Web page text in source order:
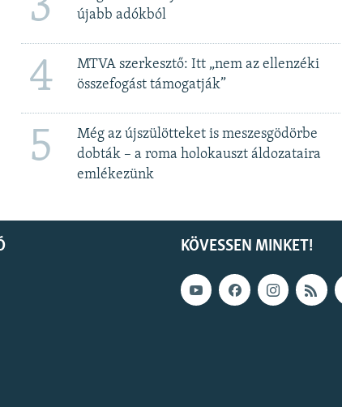
újabb adókból
4
MTVA szerkesztő: Itt „nem az ellenzéki
összefogást támogatják”
5
Még az újszülötteket is meszesgödörbe
dobták – a roma holokauszt áldozataira
emlékezünk
KÖVESSEN MINKET!